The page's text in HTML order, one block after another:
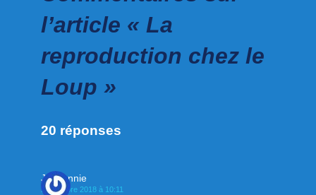
l’article « La
reproduction chez le
Loup »
20 réponses
Jansonnie
20 octobre 2018 à 10:11